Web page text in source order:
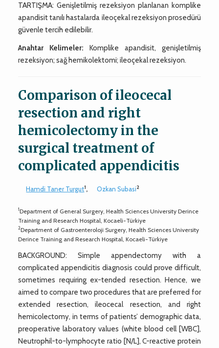
TARTIŞMA: Genişletilmiş rezeksiyon planlanan komplike
apandisit tanılı hastalarda ileoçekal rezeksiyon prosedürü
güvenle tercih edilebilir.
Anahtar Kelimeler: Komplike apandisit, genişletilmiş
rezeksiyon; sağ hemikolektomi; ileoçekal rezeksiyon.
Comparison of ileocecal
resection and right
hemicolectomy in the
surgical treatment of
complicated appendicitis
Hamdi Taner Turgut1, Ozkan Subasi2
1Department of General Surgery, Health Sciences University Derince
Training and Research Hospital, Kocaeli-Türkiye
2Department of Gastroenteroloji Surgery, Health Sciences University
Derince Training and Research Hospital, Kocaeli-Türkiye
BACKGROUND: Simple appendectomy with a
complicated appendicitis diagnosis could prove difficult,
sometimes requiring ex-tended resection. Hence, we
aimed to compare two procedures that are preferred for
extended resection, ileocecal resection, and right
hemicolectomy, in terms of patients’ demographic data,
preoperative laboratory values (white blood cell [WBC],
Neutrophil-to-lymphocyte ratio [N/L], C-reactive protein